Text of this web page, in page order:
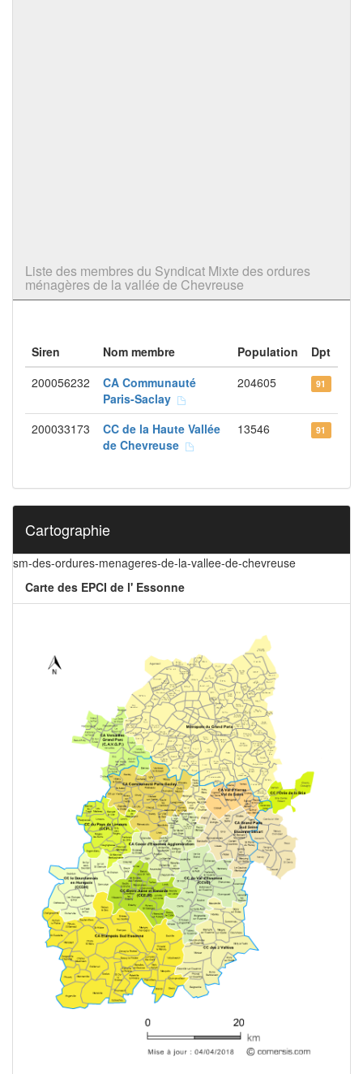
Liste des membres du Syndicat Mixte des ordures
ménagères de la vallée de Chevreuse
Siren Nom membre Population
Dpt
200056232
CA Communauté
Paris-Saclay
204605 91
200033173
CC de la Haute Vallée
de Chevreuse
13546 91
Cartographie
sm-des-ordures-menageres-de-la-vallee-de-chevreuse
Carte des EPCI de l' Essonne